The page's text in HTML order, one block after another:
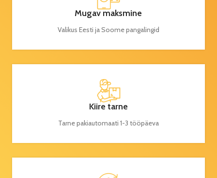
Mugav maksmine
Valikus Eesti ja Soome pangalingid
Kiire tarne
Tarne pakiautomaati 1-3 tööpäeva